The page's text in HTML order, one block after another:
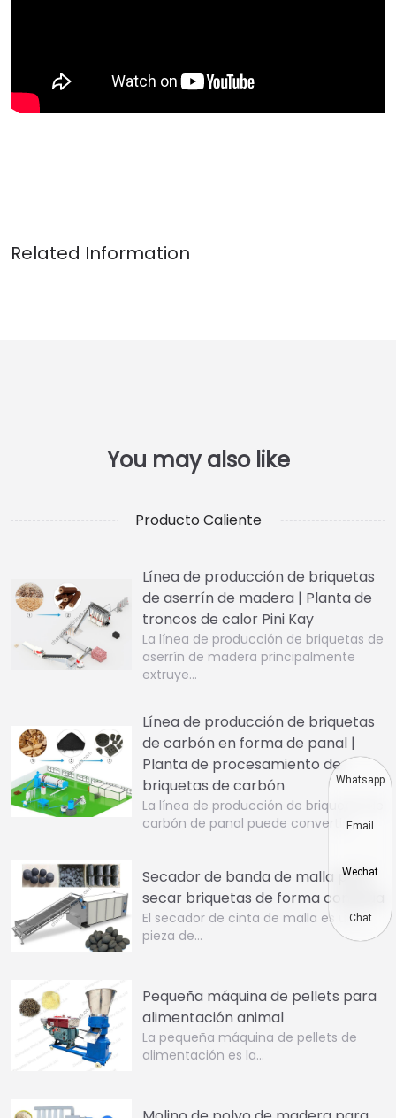
Producto Caliente
Línea de producción de briquetas
de aserrín de madera | Planta de
troncos de calor Pini Kay
La línea de producción de briquetas de
aserrín de madera principalmente
extruye…
Línea de producción de briquetas
de carbón en forma de panal |
Planta de procesamiento de
briquetas de carbón
La línea de producción de briquetas de
carbón de panal puede convertir…
Secador de banda de malla para
secar briquetas de forma continua
El secador de cinta de malla es una
pieza de…
Pequeña máquina de pellets para
alimentación animal
La pequeña máquina de pellets de
alimentación es la…
Whatsapp
Email
Wechat
Chat